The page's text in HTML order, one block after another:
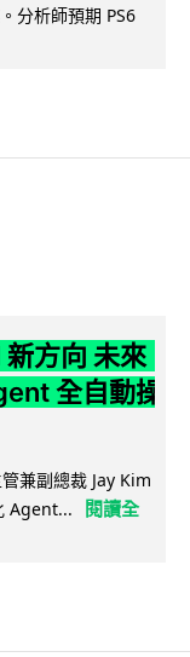
分析師預期 PS6
方向 未來
全自動操
兼副總裁 Jay Kim
Agent...
閱讀全